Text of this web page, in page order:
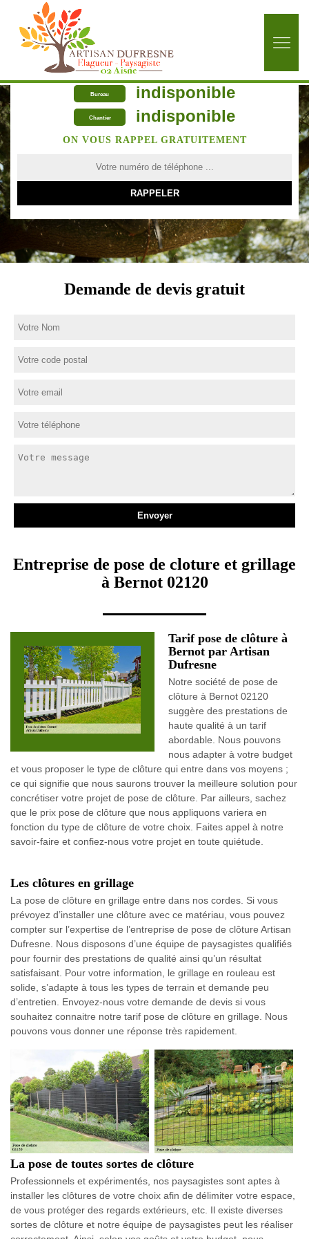
Bureau indisponible
Chantier indisponible
ON VOUS RAPPEL GRATUITEMENT
Demande de devis gratuit
Entreprise de pose de cloture et grillage
à Bernot 02120
Tarif pose de clôture à
Bernot par Artisan
Dufresne
Notre société de pose de
clôture à Bernot 02120
suggère des prestations de
haute qualité à un tarif
abordable. Nous pouvons
nous adapter à votre budget
et vous proposer le type de clôture qui entre dans vos moyens ;
ce qui signifie que nous saurons trouver la meilleure solution pour
concrétiser votre projet de pose de clôture. Par ailleurs, sachez
que le prix pose de clôture que nous appliquons variera en
fonction du type de clôture de votre choix. Faites appel à notre
savoir-faire et confiez-nous votre projet en toute quiétude.
Les clôtures en grillage
La pose de clôture en grillage entre dans nos cordes. Si vous
prévoyez d’installer une clôture avec ce matériau, vous pouvez
compter sur l’expertise de l’entreprise de pose de clôture Artisan
Dufresne. Nous disposons d’une équipe de paysagistes qualifiés
pour fournir des prestations de qualité ainsi qu’un résultat
satisfaisant. Pour votre information, le grillage en rouleau est
solide, s’adapte à tous les types de terrain et demande peu
d’entretien. Envoyez-nous votre demande de devis si vous
souhaitez connaitre notre tarif pose de clôture en grillage. Nous
pouvons vous donner une réponse très rapidement.
La pose de toutes sortes de clôture
Professionnels et expérimentés, nos paysagistes sont aptes à
installer les clôtures de votre choix afin de délimiter votre espace,
de vous protéger des regards extérieurs, etc. Il existe diverses
sortes de clôture et notre équipe de paysagistes peut les réaliser